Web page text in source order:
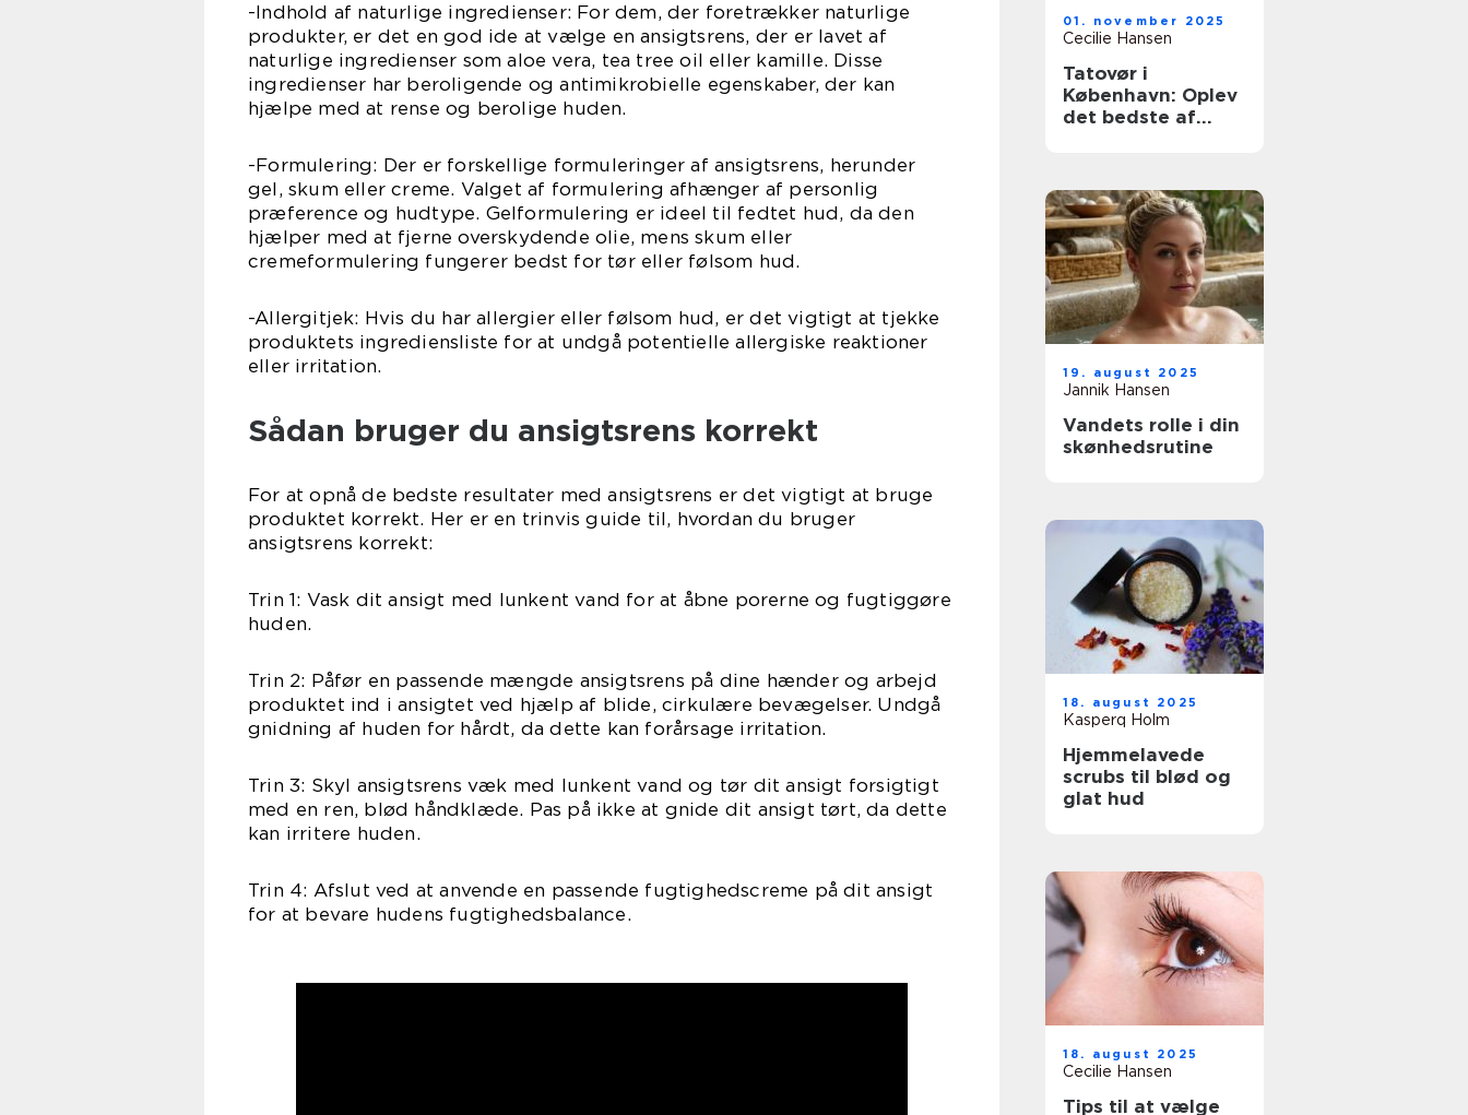
-Indhold af naturlige ingredienser: For dem, der foretrækker naturlige
produkter, er det en god ide at vælge en ansigtsrens, der er lavet af
naturlige ingredienser som aloe vera, tea tree oil eller kamille. Disse
ingredienser har beroligende og antimikrobielle egenskaber, der kan
hjælpe med at rense og berolige huden.
-Formulering: Der er forskellige formuleringer af ansigtsrens, herunder
gel, skum eller creme. Valget af formulering afhænger af personlig
præference og hudtype. Gelformulering er ideel til fedtet hud, da den
hjælper med at fjerne overskydende olie, mens skum eller
cremeformulering fungerer bedst for tør eller følsom hud.
-Allergitjek: Hvis du har allergier eller følsom hud, er det vigtigt at tjekke
produktets ingrediensliste for at undgå potentielle allergiske reaktioner
eller irritation.
Sådan bruger du ansigtsrens korrekt
For at opnå de bedste resultater med ansigtsrens er det vigtigt at bruge
produktet korrekt. Her er en trinvis guide til, hvordan du bruger
ansigtsrens korrekt:
Trin 1: Vask dit ansigt med lunkent vand for at åbne porerne og fugtiggøre
huden.
Trin 2: Påfør en passende mængde ansigtsrens på dine hænder og arbejd
produktet ind i ansigtet ved hjælp af blide, cirkulære bevægelser. Undgå
gnidning af huden for hårdt, da dette kan forårsage irritation.
Trin 3: Skyl ansigtsrens væk med lunkent vand og tør dit ansigt forsigtigt
med en ren, blød håndklæde. Pas på ikke at gnide dit ansigt tørt, da dette
kan irritere huden.
Trin 4: Afslut ved at anvende en passende fugtighedscreme på dit ansigt
for at bevare hudens fugtighedsbalance.
01. november 2025
Cecilie Hansen
Tatovør i
København: Oplev
det bedste af
19. august 2025
Jannik Hansen
Vandets rolle i din
skønhedsrutine
18. august 2025
Kasperq Holm
Hjemmelavede
scrubs til blød og
glat hud
18. august 2025
Cecilie Hansen
Tips til at vælge